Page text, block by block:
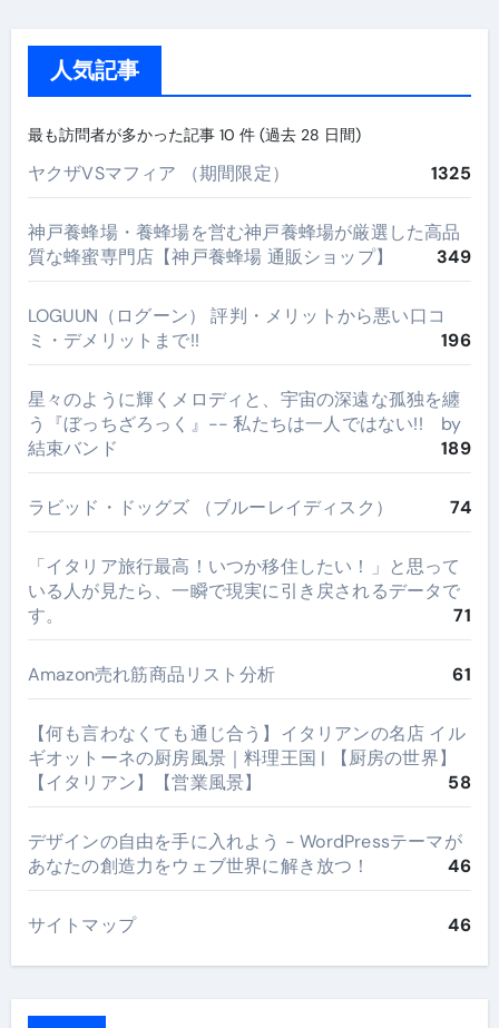
人気記事
最も訪問者が多かった記事 10 件 (過去 28 日間)
ヤクザVSマフィア （期間限定） 1325
神戸養蜂場・養蜂場を営む神戸養蜂場が厳選した高品
質な蜂蜜専門店【神戸養蜂場 通販ショップ】
349
LOGUUN（ログーン） 評判・メリットから悪い口コ
ミ・デメリットまで!!
196
星々のように輝くメロディと、宇宙の深遠な孤独を纏
う『ぼっちざろっく』-- 私たちは一人ではない!! by
結束バンド
189
ラビッド・ドッグズ （ブルーレイディスク） 74
​「イタリア旅行最高！いつか移住したい！」と思って
いる人が見たら、一瞬で現実に引き戻されるデータで
す。
71
Amazon売れ筋商品リスト分析 61
【何も言わなくても通じ合う】イタリアンの名店 イル
ギオットーネの厨房風景｜料理王国 | 【厨房の世界】
【イタリアン】【営業風景】
58
デザインの自由を手に入れよう - WordPressテーマが
あなたの創造力をウェブ世界に解き放つ！
46
サイトマップ 46